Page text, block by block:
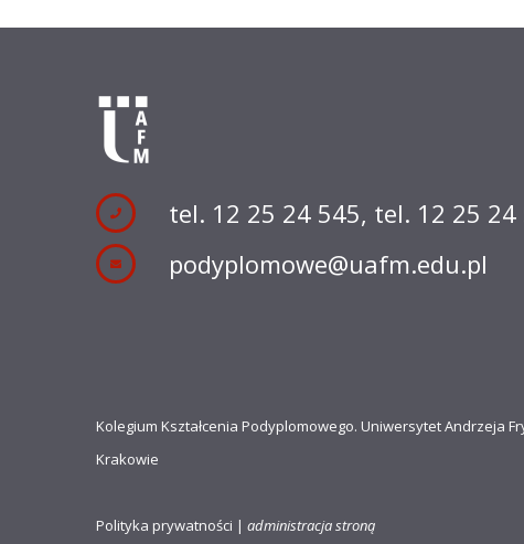
tel. 12 25 24 545, tel. 12 25 24
podyplomowe@uafm.edu.pl
Kolegium Kształcenia Podyplomowego. Uniwersytet Andrzeja
Krakowie
Polityka prywatności | administracja stroną